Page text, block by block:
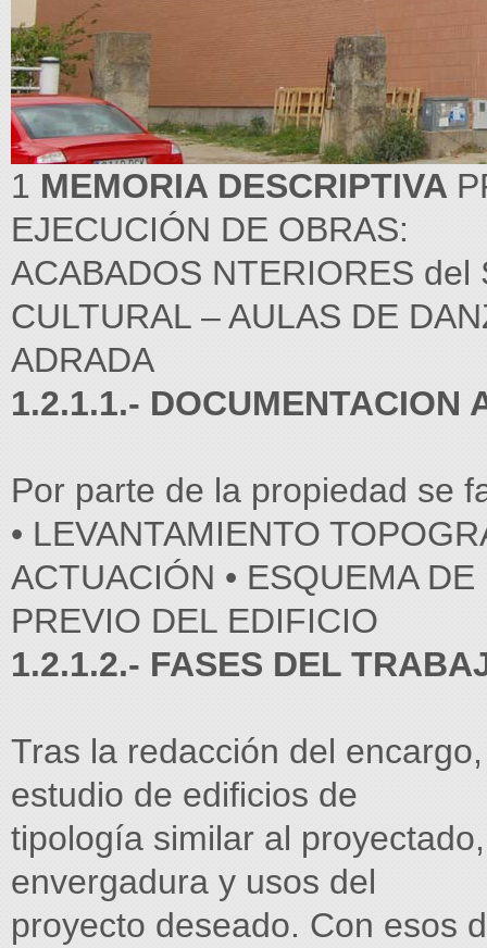
1 MEMORIA DESCRIPTIVA
EJECUCIÓN DE OBRAS:
ACABADOS NTERIORES
CULTURAL – AULAS DE
ADRADA
1.2.1.1.- DOCUMENTACION
Por parte de la propiedad se
• LEVANTAMIENTO
ACTUACIÓN • ESQUEMA
PREVIO DEL EDIFICIO
1.2.1.2.- FASES DEL
Tras la redacción del
estudio de edificios de
tipología similar al
envergadura y usos del
proyecto deseado. Con esos